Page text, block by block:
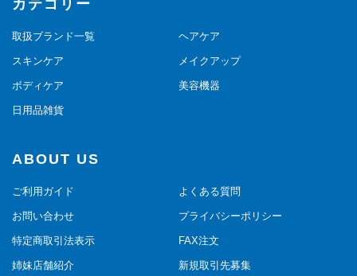
カテゴリー
取扱ブランド一覧 ヘアケア
スキンケア メイクアップ
ボディケア 美容機器
日用品雑貨
ABOUT US
ご利用ガイド よくある質問
お問い合わせ プライバシーポリシー
特定商取引法表示 FAX注文
姉妹店舗紹介 新規取引先募集